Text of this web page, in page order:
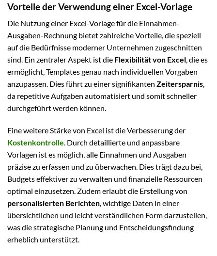
Vorteile der Verwendung einer Excel-Vorlage
Die Nutzung einer Excel-Vorlage für die Einnahmen-
Ausgaben-Rechnung bietet zahlreiche Vorteile, die speziell
auf die Bedürfnisse moderner Unternehmen zugeschnitten
sind. Ein zentraler Aspekt ist die Flexibilität von Excel, die es
ermöglicht, Templates genau nach individuellen Vorgaben
anzupassen. Dies führt zu einer signifikanten Zeitersparnis,
da repetitive Aufgaben automatisiert und somit schneller
durchgeführt werden können.
Eine weitere Stärke von Excel ist die Verbesserung der
Kostenkontrolle. Durch detaillierte und anpassbare
Vorlagen ist es möglich, alle Einnahmen und Ausgaben
präzise zu erfassen und zu überwachen. Dies trägt dazu bei,
Budgets effektiver zu verwalten und finanzielle Ressourcen
optimal einzusetzen. Zudem erlaubt die Erstellung von
personalisierten Berichten, wichtige Daten in einer
übersichtlichen und leicht verständlichen Form darzustellen,
was die strategische Planung und Entscheidungsfindung
erheblich unterstützt.